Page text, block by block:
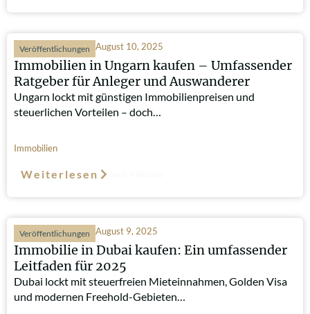
Veröffentlichungen August 10, 2025
Immobilien in Ungarn kaufen – Umfassender
Ratgeber für Anleger und Auswanderer
Ungarn lockt mit günstigen Immobilienpreisen und
steuerlichen Vorteilen – doch…
Immobilien
Weiterlesen
Veröffentlichungen August 9, 2025
Immobilie in Dubai kaufen: Ein umfassender
Leitfaden für 2025
Dubai lockt mit steuerfreien Mieteinnahmen, Golden Visa
und modernen Freehold-Gebieten…